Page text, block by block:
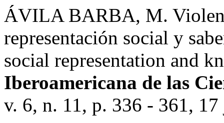
ÁVILA BARBA, M.
representación social y
social representation and
Iberoamericana de las
v. 6, n. 11, p. 336 - 361,